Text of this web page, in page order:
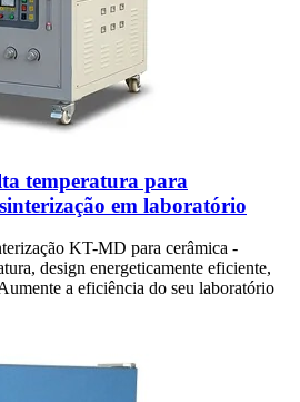
temperatura para
em laboratório
KT-MD para cerâmica -
design energeticamente eficiente,
a eficiência do seu laboratório